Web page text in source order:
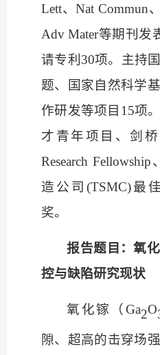
Lett、Nat Commun
Adv Mater等期刊发
请专利30项。主持
题、国家自然科学
作研发等项目15项
才青年项目、剑桥
Research
造公司(TSMC)最
奖。
报告题目：氧
控与缺陷研究现状
氧化镓（ Ga2O
隙、超高的击穿场